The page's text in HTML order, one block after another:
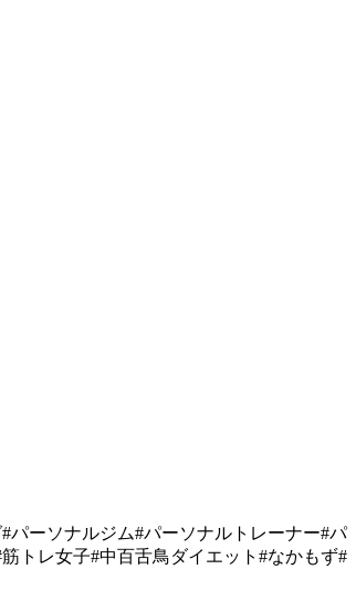
パーソナルジム#パーソナルトレーナー#パ
トレ女子#中百舌鳥ダイエット#なかもず#